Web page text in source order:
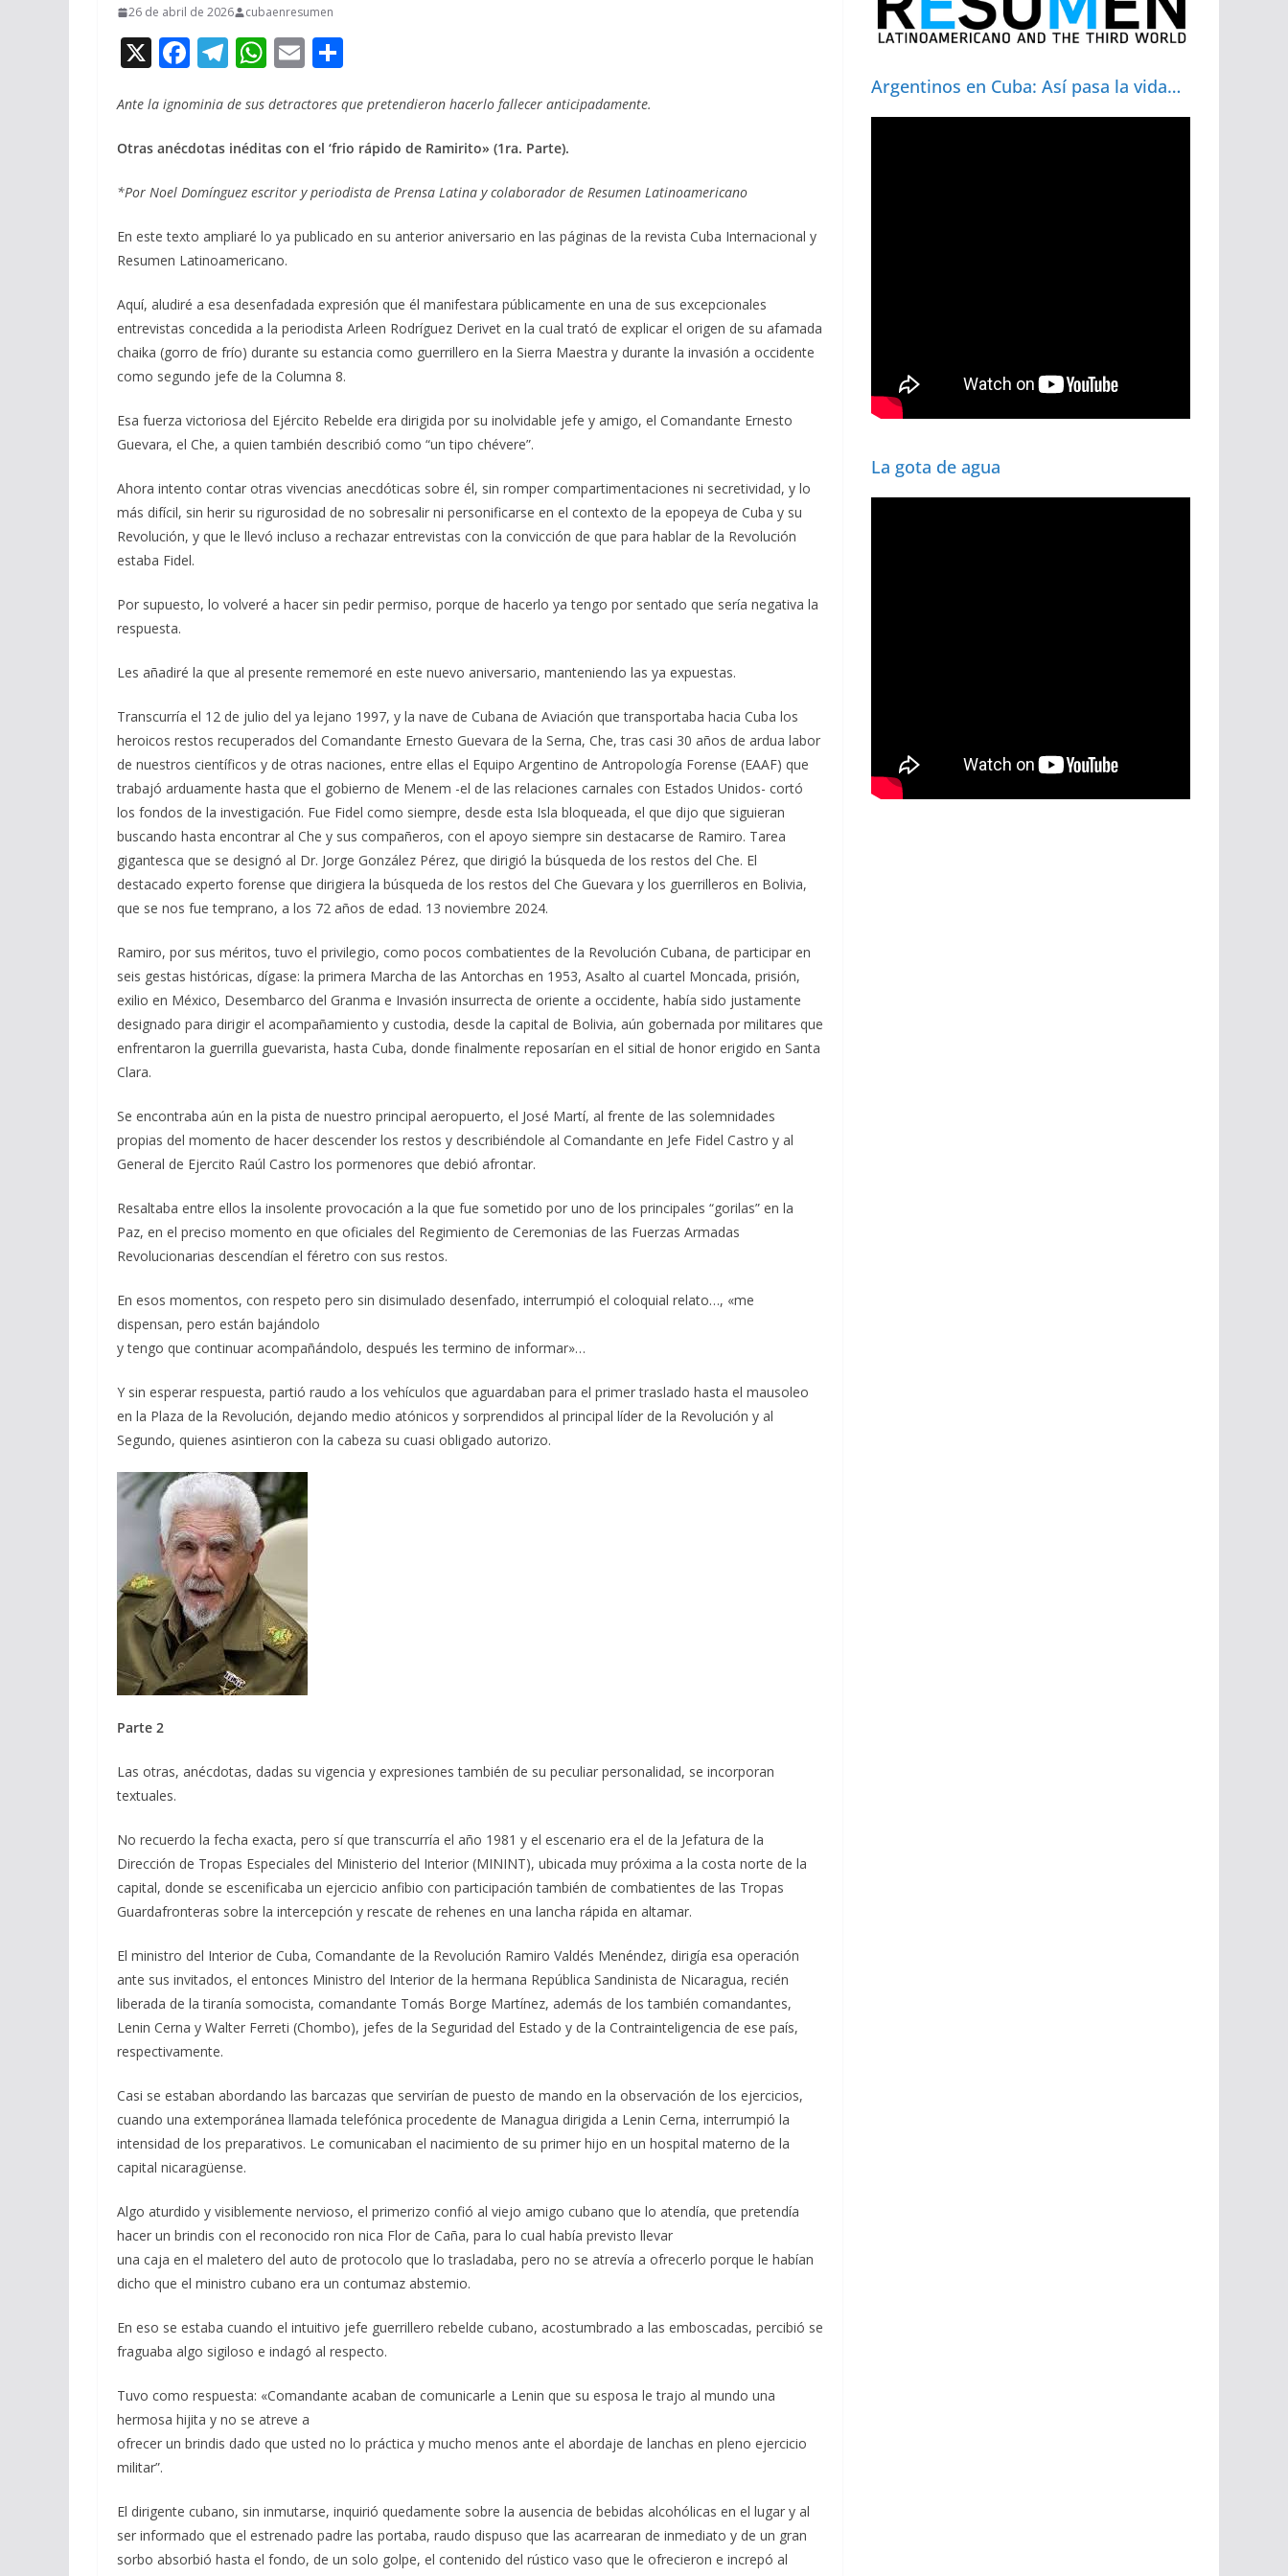
26 de abril de 2026 cubaenresumen
X F
e
b
o
k
T
e
gr
m
W
at
s
p
p
E
ai
l
m
p
ti
r
Ante la ignominia de sus detractores que pretendieron hacerlo fallecer anticipadamente.
Otras anécdotas inéditas con el ‘frio rápido de Ramirito» (1ra. Parte).
*Por Noel Domínguez escritor y periodista de Prensa Latina y colaborador de Resumen Latinoamericano
En este texto ampliaré lo ya publicado en su anterior aniversario en las páginas de la revista Cuba Internacional y
Resumen Latinoamericano.
Aquí, aludiré a esa desenfadada expresión que él manifestara públicamente en una de sus excepcionales
entrevistas concedida a la periodista Arleen Rodríguez Derivet en la cual trató de explicar el origen de su afamada
chaika (gorro de frío) durante su estancia como guerrillero en la Sierra Maestra y durante la invasión a occidente
como segundo jefe de la Columna 8.
Esa fuerza victoriosa del Ejército Rebelde era dirigida por su inolvidable jefe y amigo, el Comandante Ernesto
Guevara, el Che, a quien también describió como “un tipo chévere”.
Ahora intento contar otras vivencias anecdóticas sobre él, sin romper compartimentaciones ni secretividad, y lo
más difícil, sin herir su rigurosidad de no sobresalir ni personificarse en el contexto de la epopeya de Cuba y su
Revolución, y que le llevó incluso a rechazar entrevistas con la convicción de que para hablar de la Revolución
estaba Fidel.
Por supuesto, lo volveré a hacer sin pedir permiso, porque de hacerlo ya tengo por sentado que sería negativa la
respuesta.
Les añadiré la que al presente rememoré en este nuevo aniversario, manteniendo las ya expuestas.
Transcurría el 12 de julio del ya lejano 1997, y la nave de Cubana de Aviación que transportaba hacia Cuba los
heroicos restos recuperados del Comandante Ernesto Guevara de la Serna, Che, tras casi 30 años de ardua labor
de nuestros científicos y de otras naciones, entre ellas el Equipo Argentino de Antropología Forense (EAAF) que
trabajó arduamente hasta que el gobierno de Menem -el de las relaciones carnales con Estados Unidos- cortó
los fondos de la investigación. Fue Fidel como siempre, desde esta Isla bloqueada, el que dijo que siguieran
buscando hasta encontrar al Che y sus compañeros, con el apoyo siempre sin destacarse de Ramiro. Tarea
gigantesca que se designó al Dr. Jorge González Pérez, que dirigió la búsqueda de los restos del Che. El
destacado experto forense que dirigiera la búsqueda de los restos del Che Guevara y los guerrilleros en Bolivia,
que se nos fue temprano, a los 72 años de edad. 13 noviembre 2024.
Ramiro, por sus méritos, tuvo el privilegio, como pocos combatientes de la Revolución Cubana, de participar en
seis gestas históricas, dígase: la primera Marcha de las Antorchas en 1953, Asalto al cuartel Moncada, prisión,
exilio en México, Desembarco del Granma e Invasión insurrecta de oriente a occidente, había sido justamente
designado para dirigir el acompañamiento y custodia, desde la capital de Bolivia, aún gobernada por militares que
enfrentaron la guerrilla guevarista, hasta Cuba, donde finalmente reposarían en el sitial de honor erigido en Santa
Clara.
Se encontraba aún en la pista de nuestro principal aeropuerto, el José Martí, al frente de las solemnidades
propias del momento de hacer descender los restos y describiéndole al Comandante en Jefe Fidel Castro y al
General de Ejercito Raúl Castro los pormenores que debió afrontar.
Resaltaba entre ellos la insolente provocación a la que fue sometido por uno de los principales “gorilas” en la
Paz, en el preciso momento en que oficiales del Regimiento de Ceremonias de las Fuerzas Armadas
Revolucionarias descendían el féretro con sus restos.
En esos momentos, con respeto pero sin disimulado desenfado, interrumpió el coloquial relato…, «me
dispensan, pero están bajándolo
y tengo que continuar acompañándolo, después les termino de informar»…
Y sin esperar respuesta, partió raudo a los vehículos que aguardaban para el primer traslado hasta el mausoleo
en la Plaza de la Revolución, dejando medio atónicos y sorprendidos al principal líder de la Revolución y al
Segundo, quienes asintieron con la cabeza su cuasi obligado autorizo.
Parte 2
Las otras, anécdotas, dadas su vigencia y expresiones también de su peculiar personalidad, se incorporan
textuales.
No recuerdo la fecha exacta, pero sí que transcurría el año 1981 y el escenario era el de la Jefatura de la
Dirección de Tropas Especiales del Ministerio del Interior (MININT), ubicada muy próxima a la costa norte de la
capital, donde se escenificaba un ejercicio anfibio con participación también de combatientes de las Tropas
Guardafronteras sobre la intercepción y rescate de rehenes en una lancha rápida en altamar.
El ministro del Interior de Cuba, Comandante de la Revolución Ramiro Valdés Menéndez, dirigía esa operación
ante sus invitados, el entonces Ministro del Interior de la hermana República Sandinista de Nicaragua, recién
liberada de la tiranía somocista, comandante Tomás Borge Martínez, además de los también comandantes,
Lenin Cerna y Walter Ferreti (Chombo), jefes de la Seguridad del Estado y de la Contrainteligencia de ese país,
respectivamente.
Casi se estaban abordando las barcazas que servirían de puesto de mando en la observación de los ejercicios,
cuando una extemporánea llamada telefónica procedente de Managua dirigida a Lenin Cerna, interrumpió la
intensidad de los preparativos. Le comunicaban el nacimiento de su primer hijo en un hospital materno de la
capital nicaragüense.
Algo aturdido y visiblemente nervioso, el primerizo confió al viejo amigo cubano que lo atendía, que pretendía
hacer un brindis con el reconocido ron nica Flor de Caña, para lo cual había previsto llevar
una caja en el maletero del auto de protocolo que lo trasladaba, pero no se atrevía a ofrecerlo porque le habían
dicho que el ministro cubano era un contumaz abstemio.
En eso se estaba cuando el intuitivo jefe guerrillero rebelde cubano, acostumbrado a las emboscadas, percibió se
fraguaba algo sigiloso e indagó al respecto.
Tuvo como respuesta: «Comandante acaban de comunicarle a Lenin que su esposa le trajo al mundo una
hermosa hijita y no se atreve a
ofrecer un brindis dado que usted no lo práctica y mucho menos ante el abordaje de lanchas en pleno ejercicio
militar”.
El dirigente cubano, sin inmutarse, inquirió quedamente sobre la ausencia de bebidas alcohólicas en el lugar y al
ser informado que el estrenado padre las portaba, raudo dispuso que las acarrearan de inmediato y de un gran
sorbo absorbió hasta el fondo, de un solo golpe, el contenido del rústico vaso que le ofrecieron e increpó al
Argentinos en Cuba: Así pasa la vida…
La gota de agua